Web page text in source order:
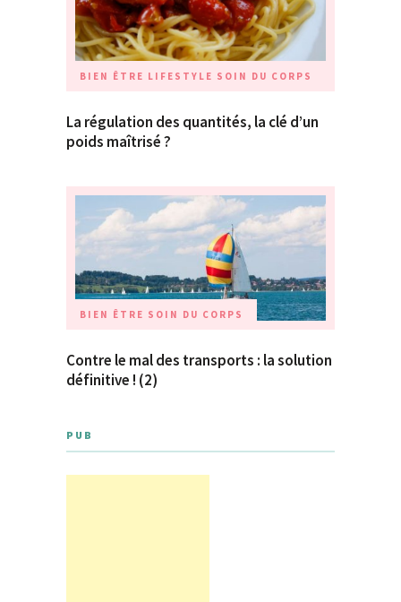
BIEN ÊTRE LIFESTYLE SOIN DU CORPS
La régulation des quantités, la clé d’un
poids maîtrisé ?
BIEN ÊTRE SOIN DU CORPS
Contre le mal des transports : la solution
définitive ! (2)
PUB